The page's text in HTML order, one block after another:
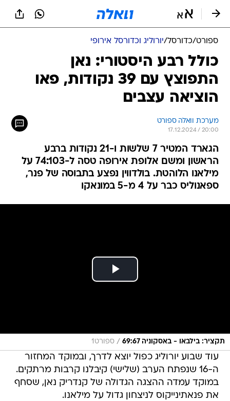
ספורט/כדורסל/יורוליג וכדורסל אירופי
כולל רבע היסטורי: נאן
התפוצץ עם 39 נקודות, פאו
הוציאה עצבים
מערכת וואלה ספורט
17.12.2024 / 20:00
הגארד המטיר 7 שלשות ו-21 נקודות ברבע
הראשון ומשם אלופת אירופה טסה ל-74:103 על
מילאנו הלוהטת. בולדווין נפצע בתבוסה של פנר,
ספאנוליס כבר על 4 מ-5 במונאקו
תקציר: בילבאו - באסקוניה 69:67 / ספורט1
עוד שבוע יורוליג כפול יוצא לדרך, ובמוקד המחזור
ה-16 שנפתח הערב (שלישי) קיבלנו קרבות מרתקים.
במוקד עמדה ההצגה הגדולה של קנדריק נאן, שסחף
את פנאתינייקוס לניצחון גדול על מילאנו.